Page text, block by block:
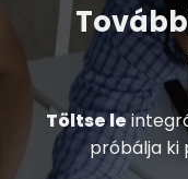
Töltse le
próbálja ki